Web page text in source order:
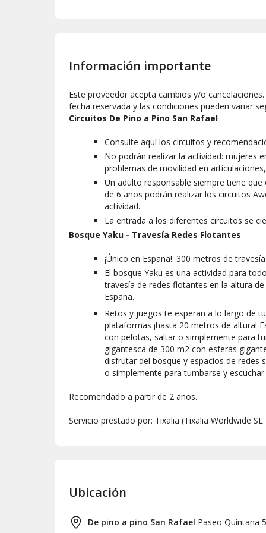
Información importante
Este proveedor acepta cambios y/o
fecha reservada y las condiciones pueden variar
Circuitos De Pino a Pino San Rafael
Consulte aquílos circuitos y
No podrán realizar la actividad: mujeres
problemas de movilidad en
Un adulto responsable siempre tiene
de 6 años podrán realizar los circuitos
actividad.
La entrada a los diferentes circuitos se
Bosque Yaku - Travesía Redes Flotantes
¡Único en España!: 300 metros de
El bosque Yaku es una actividad para
travesía de redes flotantes en la altura
España.
Retos y juegos te esperan a lo largo de
plataformas ¡hasta 20 metros de altura!
con pelotas, saltar o simplemente para
gigantesca de 300 m2 con esferas
disfrutar del bosque y espacios de redes
o simplemente para tumbarse y escuchar
Recomendado a partir de 2 años.
Servicio prestado por: Tixalia (Tixalia Worldwide SL
Ubicación
De pino a pino San Rafael Paseo Quintana